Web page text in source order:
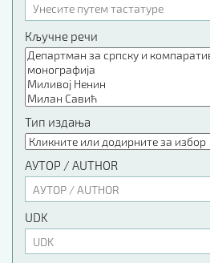
Кључне речи
Тип издања
АУТОР / AUTHOR
UDK